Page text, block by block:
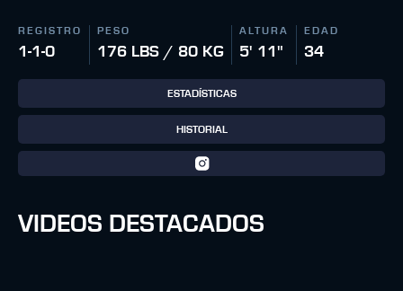
REGISTRO
1-1-0
PESO
176 LBS / 80 KG
ALTURA
5' 11"
EDAD
34
ESTADÍSTICAS
HISTORIAL
VIDEOS DESTACADOS